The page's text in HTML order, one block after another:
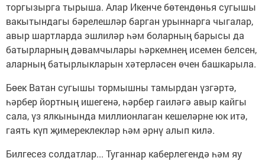
торгызырга тырыша. Алар Икенче бөтендөнья сугышы
вакытындагы бәрелеш­ләр барган урыннарга чыгалар,
авыр шартларда эшлиләр һәм боларның барысы да
батырларның дәвамчылары һәркемнең исемен белсен,
аларның батыр­лыкларын хәтерләсен өчен башкарыла.
Бөек Ватан сугышы тормышны тамырдан үзгәртә,
һәрбер йортның ишегенә, һәрбер гаиләгә авыр кайгы
сала, үз ялкынында миллионлаган кешеләрне юк итә,
гаять күп җимереклекләр һәм әрнү алып килә.
Билгесез солдатлар... Туганнар каберлегендә һәм яу